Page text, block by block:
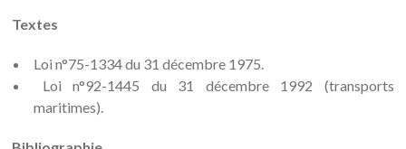
Textes
Loi n°75-1334 du 31 décembre 1975.
Loi n°92-1445 du 31 décembre 1992 (transports
maritimes).